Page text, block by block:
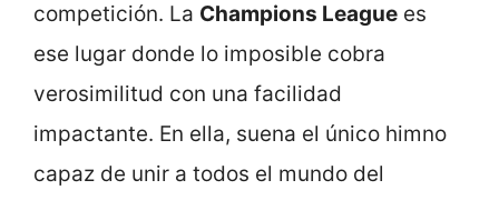
competición. La Champions League es
ese lugar donde lo imposible cobra
verosimilitud con una facilidad
impactante. En ella, suena el único himno
capaz de unir a todos el mundo del